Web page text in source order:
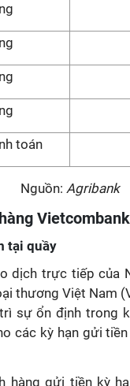
toán
Nguồn: Agribank
tại quầy
dịch trực tiếp của
thương Việt Nam
sự ổn định trong
các kỳ hạn gửi
hàng gửi tiền kỳ